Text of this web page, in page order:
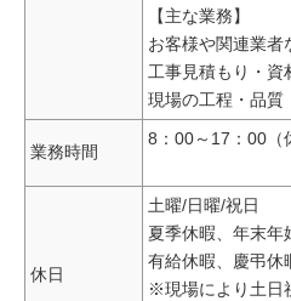
【主な業務】
お客様や関連業者
工事見積もり・資
現場の工程・品質
業務時間
8：00～17：00（
休日
土曜/日曜/祝日
夏季休暇、年末年
有給休暇、慶弔休
※現場により土日